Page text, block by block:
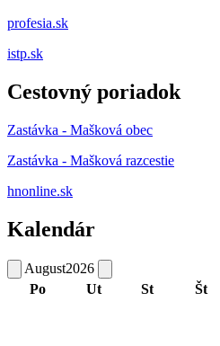
profesia.sk
istp.sk
Cestovný poriadok
Zastávka - Mašková obec
Zastávka - Mašková razcestie
hnonline.sk
Kalendár
August2026
Po
Ut St Št